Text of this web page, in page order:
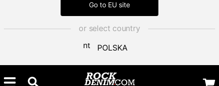
Go to EU site
or select country
POLSKA